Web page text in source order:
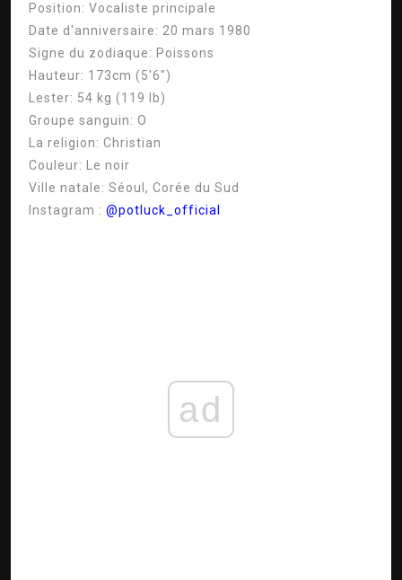
Position: Vocaliste principale
Date d'anniversaire: 20 mars 1980
Signe du zodiaque: Poissons
Hauteur: 173cm (5'6″)
Lester: 54 kg (119 lb)
Groupe sanguin: O
La religion: Christian
Couleur:
Le noir
Ville natale: Séoul, Corée du Sud
Instagram : @potluck_official
ad